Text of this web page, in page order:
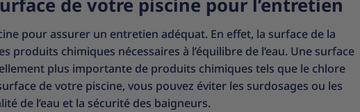
de votre piscine pour l’entretien
pour assurer un entretien adéquat. En effet, la surface de la
chimiques nécessaires à l’équilibre de l’eau. Une surface
plus importante de produits chimiques tels que le chlore
de votre piscine, vous pouvez éviter les surdosages ou les
de l’eau et la sécurité des baigneurs.